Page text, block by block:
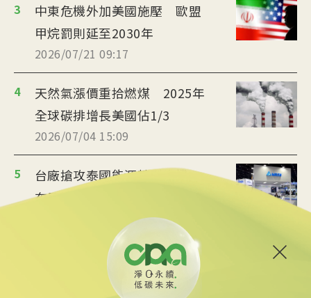
3
中東危機外加美國施壓 歐盟
甲烷罰則延至2030年
2026/07/21 09:17
4
天然氣漲價重拾燃煤 2025年
全球碳排增長美國佔1/3
2026/07/04 15:09
5
台廠搶攻泰國能源轉型商機
布局充電樁、微電網
美政府宣布提供175億美元貸
款 強化核能供應鏈